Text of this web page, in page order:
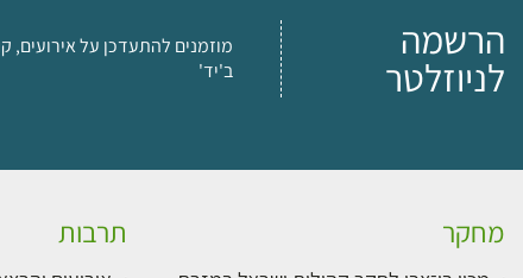
הרשמה
לניוזלטר
מוזמנים להתעדכן על אירועים,
ב'יד'
מחקר תרבות